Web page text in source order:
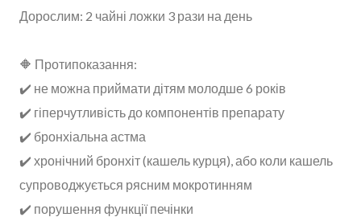
Дорослим: 2 чайні ложки 3 рази на день
🔶 Протипоказання:
✔️ не можна приймати дітям молодше 6 років
✔️ гіперчутливість до компонентів препарату
✔️ бронхіальна астма
✔️ хронічний бронхіт (кашель курця), або коли кашель
супроводжується рясним мокротинням
✔️ порушення функції печінки